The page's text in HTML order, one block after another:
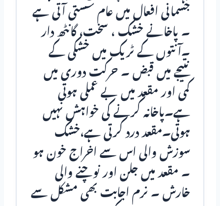
جسمانی افعال میں عام سستی آتی ہے
۔ پاخانے خشک ، سخت، گانٹھ دار
۔آنتوں کے ٹریک میں خشکی کے
نتیجے میں قبض ۔ حرکت دوری میں
کمی اور مقعد میں بے عملی ہوتی
ہے۔پاخانہ کرنے کی خواہش نہیں
ہوتی۔مقعد درد کرتی ہے،خشک
سوزش والی اس سے اخراج خون ہو
۔ مقعد میں جلن اور نوچنے والی
خارش ۔ نرم اجابت بھی مشکل سے